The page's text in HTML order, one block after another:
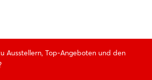
Ausstellern, Top-Angeboten und den